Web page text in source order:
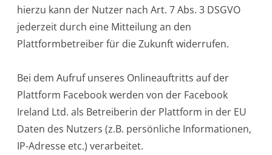
hierzu kann der Nutzer nach Art. 7 Abs. 3 DSGVO
jederzeit durch eine Mitteilung an den
Plattformbetreiber für die Zukunft widerrufen.
Bei dem Aufruf unseres Onlineauftritts auf der
Plattform Facebook werden von der Facebook
Ireland Ltd. als Betreiberin der Plattform in der EU
Daten des Nutzers (z.B. persönliche Informationen,
IP-Adresse etc.) verarbeitet.